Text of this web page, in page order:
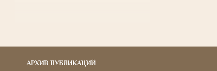
АРХИВ ПУБЛИКАЦИЙ